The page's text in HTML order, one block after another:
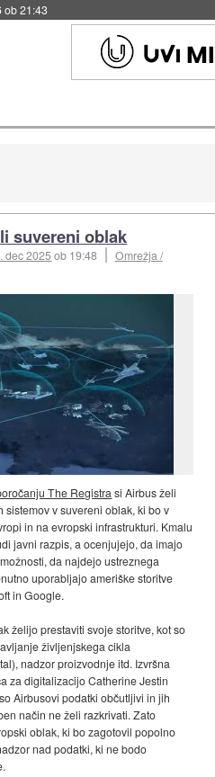
ob 21:43
suvereni oblak
dec 2025ob 19:48
Omrežja /
The Registra si Airbus želi
sistemov v suvereni oblak, ki bo v
in na evropski infrastrukturi. Kmalu
javni razpis, a ocenjujejo, da imajo
da najdejo ustreznega
uporabljajo ameriške storitve
in Google.
želijo prestaviti svoje storitve, kot so
življenjskega cikla
nadzor proizvodnje itd. Izvršna
za digitalizacijo Catherine Jestin
Airbusovi podatki občutljivi in jih
način ne želi razkrivati. Zato
oblak, ki bo zagotovil popolno
nad podatki, ki ne bodo